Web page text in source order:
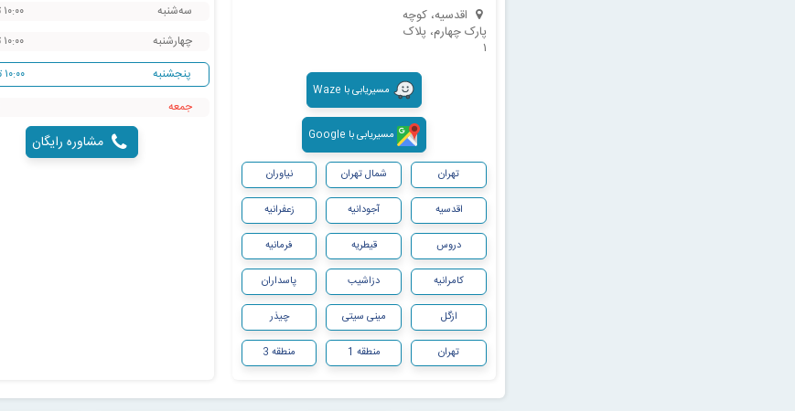
اقدسیه، کوچه
پارک چهارم، پلاک
۱
مسیریابی با Waze
مسیریابی با Google
تهران شمال تهران نیاوران
اقدسیه آجودانیه زعفرانیه
دروس قیطریه فرمانیه
کامرانیه دزاشیب پاسداران
ازگل مینی سیتی چیذر
تهران منطقه 1 منطقه 3
سه‌شنبه
۱۰:۰۰ تا ۱۹:۰۰
چهارشنبه
۱۰:۰۰ تا ۱۹:۰۰
پنجشنبه
۱۰:۰۰ تا ۱۹:۰۰
جمعه
مشاوره رایگان